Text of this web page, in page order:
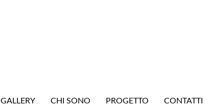
GALLERY CHI SONO PROGETTO CONTATTI